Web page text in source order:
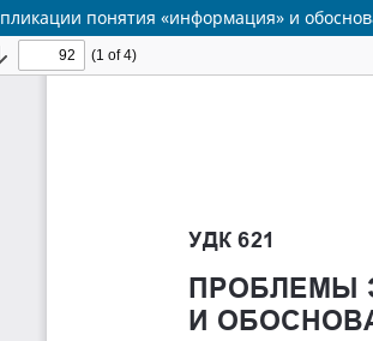
понятия «информация» и